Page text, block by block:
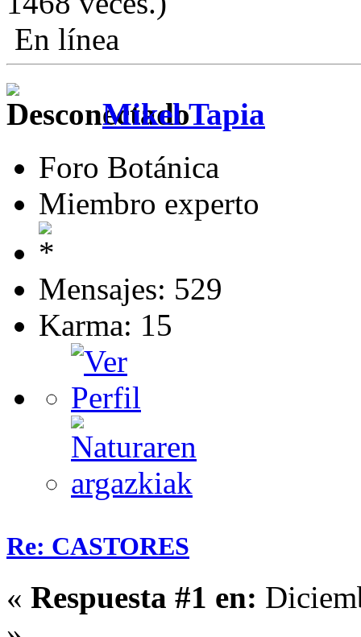
En línea
Mikel Tapia
Foro Botánica
Miembro experto
Mensajes: 529
Karma: 15
Re: CASTORES
« Respuesta #1 en: